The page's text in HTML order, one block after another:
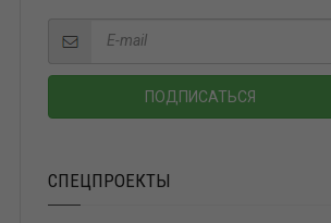
СПЕЦПРОЕКТЫ